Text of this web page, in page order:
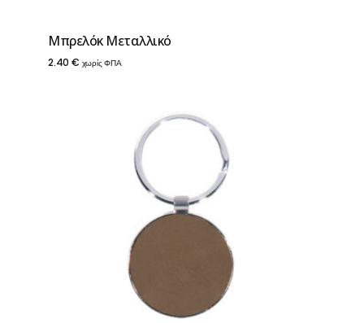
Μπρελόκ Μεταλλικό
2.40 € χωρίς ΦΠΑ